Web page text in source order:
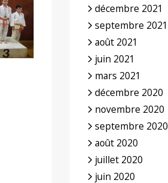
décembre 2021
septembre 2021
août 2021
juin 2021
mars 2021
décembre 2020
novembre 2020
septembre 2020
août 2020
juillet 2020
juin 2020